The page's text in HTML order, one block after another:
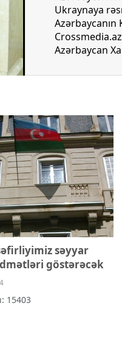
Ukraynaya
Azərbaycan
səyyar
göstərəcək
15403
geri çağırılıb